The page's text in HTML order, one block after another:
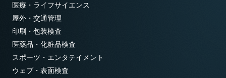
医療・ライフサイエンス
屋外・交通管理
印刷・包装検査
医薬品・化粧品検査
スポーツ・エンタテイメント
ウェブ・表面検査